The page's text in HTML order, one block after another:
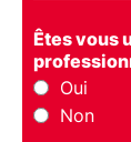
Êtes vous
Oui
Non